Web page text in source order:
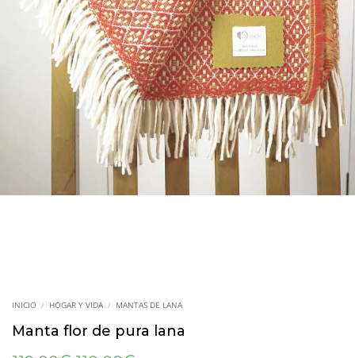
INICIO / HOGAR Y VIDA / MANTAS DE LANA
Manta flor de pura lana